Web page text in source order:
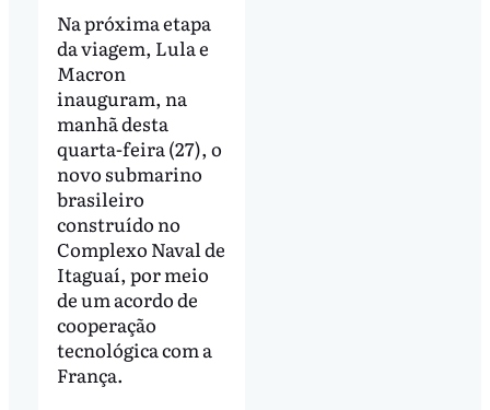
Na próxima etapa
da viagem, Lula e
Macron
inauguram, na
manhã desta
quarta-feira (27), o
novo submarino
brasileiro
construído no
Complexo Naval de
Itaguaí, por meio
de um acordo de
cooperação
tecnológica com a
França.